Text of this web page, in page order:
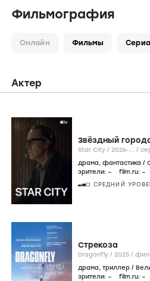
Фильмография
Онлайн Фильмы
Актер
Звёздный
Star City / 2026-... /
драма, фантастика /
зрители: – film.ru: –
СРЕДНИЙ
Стрекоза
Dragonfly / 2025 /
драма, триллер /
зрители: – film.ru: –